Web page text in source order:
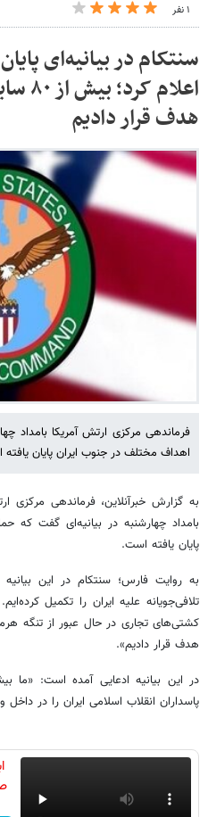
۱ نفر
سنتکام در بیانیه‌ای
هدف قرار دادیم
فرماندهی مرکزی ارتش آمریکا بامداد
اهداف مختلف در جنوب ایران پایان
به گزارش خبرآنلاین، فرماندهی مرکزی
بامداد چهارشنبه در بیانیه‌ای گفت که
پایان یافته است.
به روایت فارس؛ سنتکام در این
تلافی‌جویانه علیه ایران را تکمیل
هدف قرار دادیم».
پاسداران انقلاب اسلامی ایران را در